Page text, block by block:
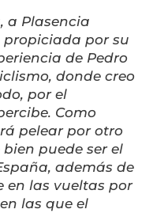
a Plasencia
por su
de Pedro
donde creo
por el
Como
pelear por otro
puede ser el
además de
en las vueltas por
las que el